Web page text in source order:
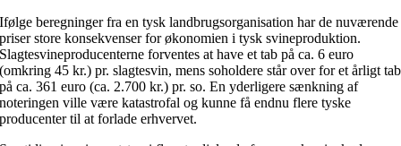
Ifølge beregninger fra en tysk landbrugsorganisation har de nuværende
priser store konsekvenser for økonomien i tysk svineproduktion.
Slagtesvineproducenterne forventes at have et tab på ca. 6 euro
(omkring 45 kr.) pr. slagtesvin, mens soholdere står over for et årligt tab
på ca. 361 euro (ca. 2.700 kr.) pr. so. En yderligere sænkning af
noteringen ville være katastrofal og kunne få endnu flere tyske
producenter til at forlade erhvervet.